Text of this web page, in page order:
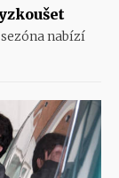
nabízí